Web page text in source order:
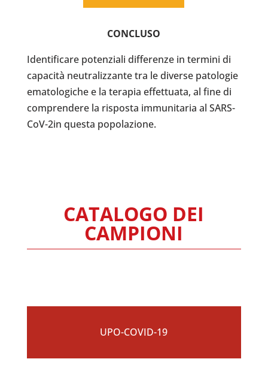
CONCLUSO
Identificare potenziali differenze in termini di
capacità neutralizzante tra le diverse patologie
ematologiche e la terapia effettuata, al fine di
comprendere la risposta immunitaria al SARS-
CoV-2in questa popolazione.
CATALOGO DEI
CAMPIONI
UPO-COVID-19